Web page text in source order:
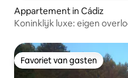
Appartement in Cádiz
Koninklijk luxe: eigen
Favoriet van gasten
Favoriet van gasten